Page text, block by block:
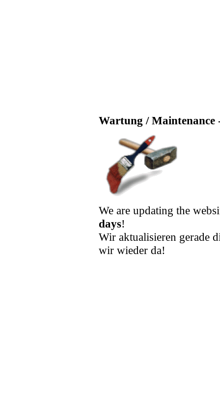
Wartung / Maintenance
We are updating the
days!
Wir aktualisieren gerade
wir wieder da!